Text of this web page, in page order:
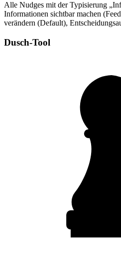
Alle Nudges mit der Typisierung
Informationen sichtbar machen
verändern (Default),
Dusch-Tool